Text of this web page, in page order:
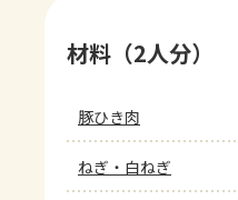
材料（2人分）
豚ひき肉
ねぎ・白ねぎ